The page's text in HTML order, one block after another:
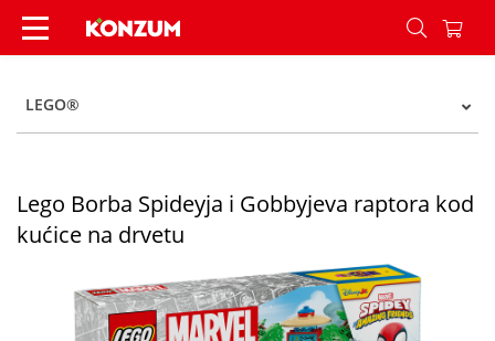
Lego Borba Spideyja i Gobbyjeva raptora kod
LEGO®
Lego Borba Spideyja i Gobbyjeva raptora kod
kućice na drvetu